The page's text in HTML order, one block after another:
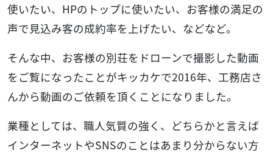
使いたい、HPのトップに使いたい、お客様の満足の
声で見込み客の成約率を上げたい、などなど。
そんな中、お客様の別荘をドローンで撮影した動画
をご覧になったことがキッカケで2016年、工務店さ
んから動画のご依頼を頂くことになりました。
業種としては、職人気質の強く、どちらかと言えば
インターネットやSNSのことはあまり分からない方